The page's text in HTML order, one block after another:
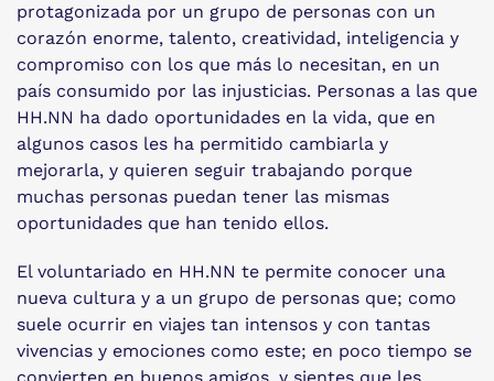
protagonizada por un grupo de personas con un
corazón enorme, talento, creatividad, inteligencia y
compromiso con los que más lo necesitan, en un
país consumido por las injusticias. Personas a las que
HH.NN ha dado oportunidades en la vida, que en
algunos casos les ha permitido cambiarla y
mejorarla, y quieren seguir trabajando porque
muchas personas puedan tener las mismas
oportunidades que han tenido ellos.
El voluntariado en HH.NN te permite conocer una
nueva cultura y a un grupo de personas que; como
suele ocurrir en viajes tan intensos y con tantas
vivencias y emociones como este; en poco tiempo se